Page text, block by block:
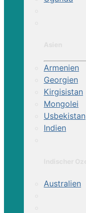
Armenien
Georgien
Kirgisistan
Mongolei
Usbekistan
Indien
Australien